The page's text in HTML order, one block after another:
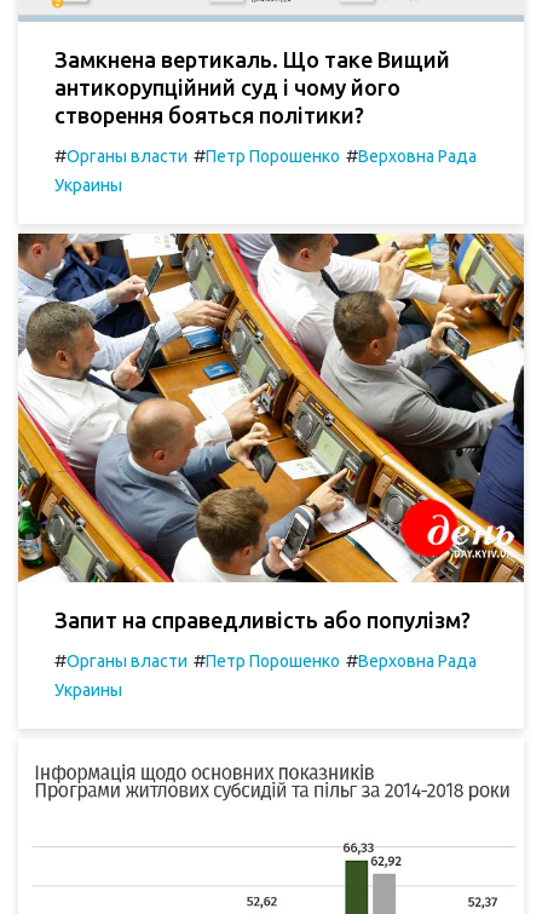
Замкнена вертикаль. Що таке Вищий
антикорупційний суд і чому його
створення бояться політики?
#Органы власти #Петр Порошенко #Верховна Рада
Украины
Запит на справедливість або популізм?
#Органы власти #Петр Порошенко #Верховна Рада
Украины